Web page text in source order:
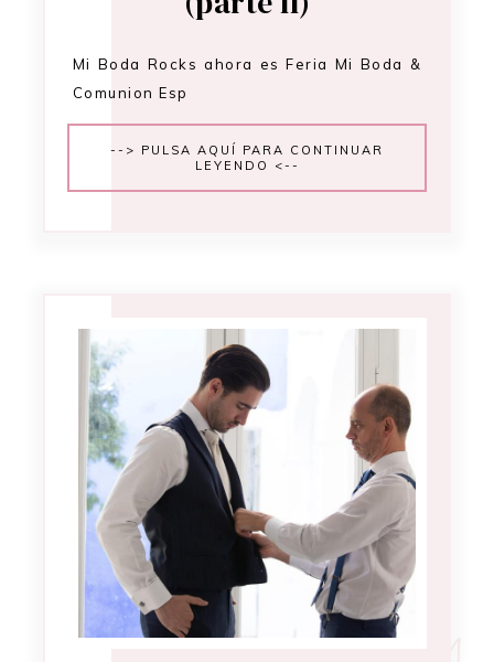
Mi Boda Rocks ahora es Feria Mi Boda &
Comunion Esp
--> PULSA AQUÍ PARA CONTINUAR
LEYENDO <--